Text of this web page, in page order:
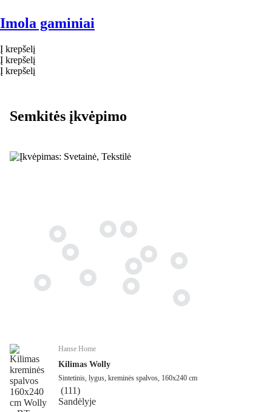
Imola gaminiai
Į krepšelį
Į krepšelį
Į krepšelį
Semkitės įkvėpimo
Hanse Home
Kilimas Wolly
Sintetinis, lygus, kreminės spalvos, 160x240 cm
(111)
Sandėlyje